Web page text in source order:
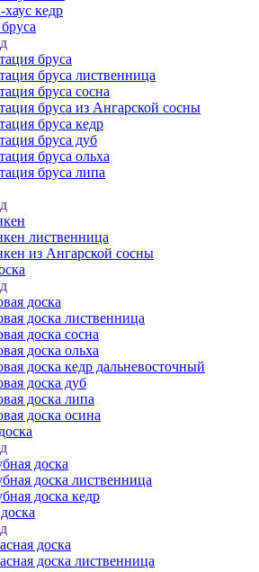
хаус кедр
бруса
бруса лиственница
бруса сосна
бруса из Ангарской сосны
бруса кедр
бруса дуб
бруса ольха
бруса липа
лиственница
из Ангарской сосны
доска
доска лиственница
доска сосна
доска ольха
доска кедр дальневосточный
доска дуб
доска липа
доска осина
доска
доска лиственница
доска кедр
доска
доска лиственница